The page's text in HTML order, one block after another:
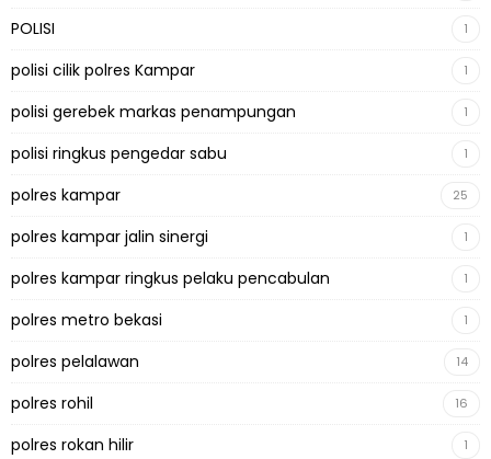
POLISI 1
polisi cilik polres Kampar 1
polisi gerebek markas penampungan 1
polisi ringkus pengedar sabu 1
polres kampar 25
polres kampar jalin sinergi 1
polres kampar ringkus pelaku pencabulan 1
polres metro bekasi 1
polres pelalawan 14
polres rohil 16
polres rokan hilir 1